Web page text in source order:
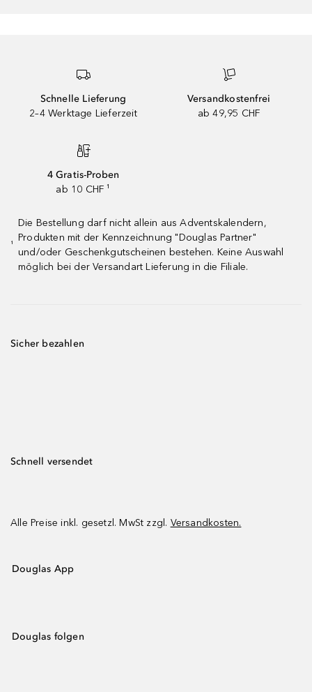
Schnelle Lieferung
2–4 Werktage Lieferzeit
Versandkostenfrei
ab 49,95 CHF
4 Gratis-Proben
ab 10 CHF ¹
¹
Die Bestellung darf nicht allein aus Adventskalendern,
Produkten mit der Kennzeichnung "Douglas Partner"
und/oder Geschenkgutscheinen bestehen. Keine Auswahl
möglich bei der Versandart Lieferung in die Filiale.
Sicher bezahlen
Schnell versendet
Alle Preise inkl. gesetzl. MwSt zzgl. Versandkosten.
Douglas App
Douglas folgen